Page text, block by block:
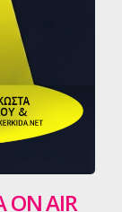
ON AIR